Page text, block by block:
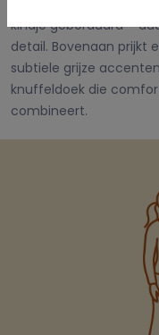
kindje geborduurd –
detail. Bovenaan prijkt
subtiele grijze
knuffeldoek die
combineert.